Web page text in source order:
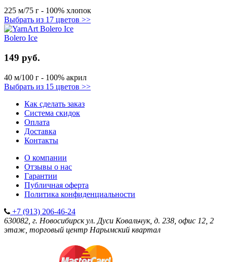
225 м/75 г - 100% хлопок
Выбрать из 17 цветов >>
Bolero Ice
149 руб.
40 м/100 г - 100% акрил
Выбрать из 15 цветов >>
Как сделать заказ
Система скидок
Оплата
Доставка
Контакты
О компании
Отзывы о нас
Гарантии
Публичная оферта
Политика конфиденциальности
+7 (913) 206-46-24
630082, г. Новосибирск ул. Дуси Ковальчук, д. 238, офис 12, 2
этаж, торговый центр Нарымский квартал